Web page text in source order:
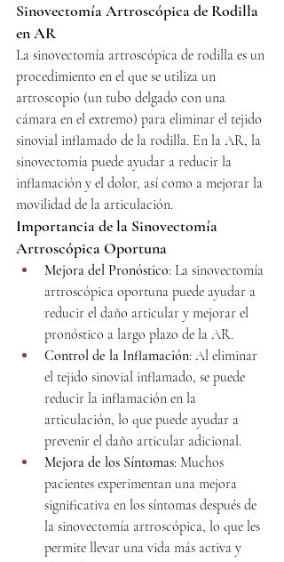
Sinovectomía Artroscópica de Rodilla
en AR
La sinovectomía artroscópica de rodilla es un
procedimiento en el que se utiliza un
artroscopio (un tubo delgado con una
cámara en el extremo) para eliminar el tejido
sinovial inflamado de la rodilla. En la AR, la
sinovectomía puede ayudar a reducir la
inflamación y el dolor, así como a mejorar la
movilidad de la articulación.
Importancia de la Sinovectomía
Artroscópica Oportuna
Mejora del Pronóstico: La sinovectomía
artroscópica oportuna puede ayudar a
reducir el daño articular y mejorar el
pronóstico a largo plazo de la AR.
Control de la Inflamación: Al eliminar
el tejido sinovial inflamado, se puede
reducir la inflamación en la
articulación, lo que puede ayudar a
prevenir el daño articular adicional.
Mejora de los Síntomas: Muchos
pacientes experimentan una mejora
significativa en los síntomas después de
la sinovectomía artroscópica, lo que les
permite llevar una vida más activa y